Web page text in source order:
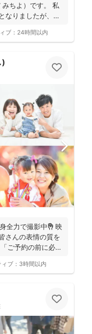
ちよ）です。 私
なりましたが、今
ブ： 24時間以内
)
全力で撮影中✊ 映
さんの表情の質を
ご予約の前に必ず
ブ： 3時間以内